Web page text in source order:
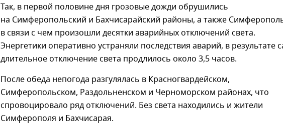
Так, в первой половине дня грозовые дожди обрушились
на Симферопольский и Бахчисарайский районы, а также
в связи с чем произошли десятки аварийных отключений света.
Энергетики оперативно устраняли последствия аварий, в результате
длительное отключение света продлилось около 3,5 часов.
После обеда непогода разгулялась в Красногвардейском,
Симферопольском, Раздольненском и Черноморском районах, что
спровоцировало ряд отключений. Без света находились и жители
Симферополя и Бахчисарая.